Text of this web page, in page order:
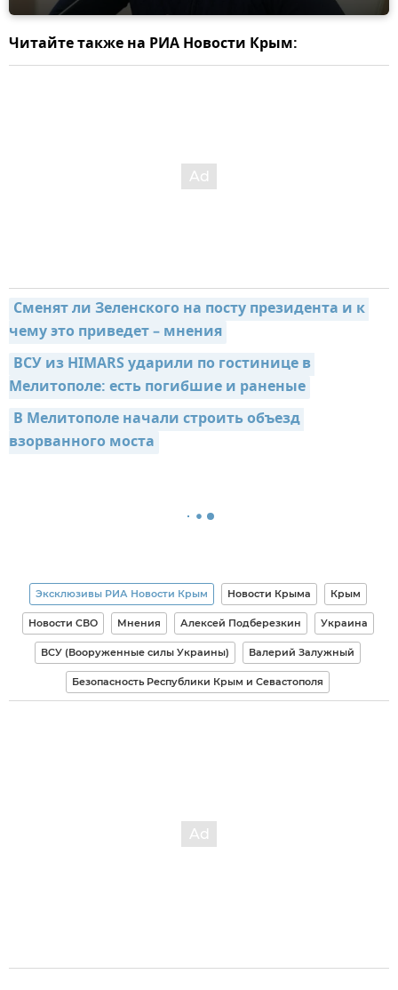
Читайте также на РИА Новости Крым:
Сменят ли Зеленского на посту президента и к
чему это приведет – мнения
ВСУ из HIMARS ударили по гостинице в
Мелитополе: есть погибшие и раненые
В Мелитополе начали строить объезд
взорванного моста
Эксклюзивы РИА Новости Крым Новости Крыма Крым
Новости СВО Мнения Алексей Подберезкин Украина
ВСУ (Вооруженные силы Украины) Валерий Залужный
Безопасность Республики Крым и Севастополя